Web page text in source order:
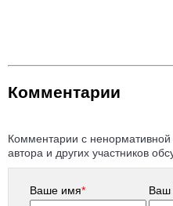
Комментарии
Комментарии с ненормативной
автора и других участников
Ваше имя* Ваш